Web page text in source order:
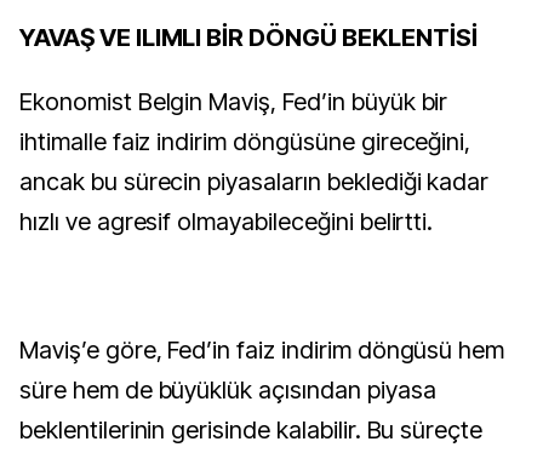
YAVAŞ VE ILIMLI BİR DÖNGÜ BEKLENTİSİ
Ekonomist Belgin Maviş, Fed’in büyük bir
ihtimalle faiz indirim döngüsüne gireceğini,
ancak bu sürecin piyasaların beklediği kadar
hızlı ve agresif olmayabileceğini belirtti.
Maviş’e göre, Fed’in faiz indirim döngüsü hem
süre hem de büyüklük açısından piyasa
beklentilerinin gerisinde kalabilir. Bu süreçte